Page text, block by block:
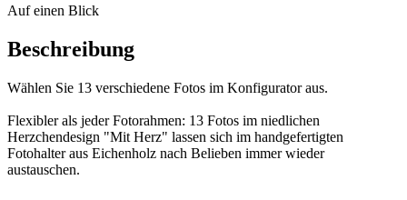
Auf einen Blick
Beschreibung
Wählen Sie 13 verschiedene Fotos im Konfigurator aus.
Flexibler als jeder Fotorahmen: 13 Fotos im niedlichen
Herzchendesign "Mit Herz" lassen sich im handgefertigten
Fotohalter aus Eichenholz nach Belieben immer wieder
austauschen.